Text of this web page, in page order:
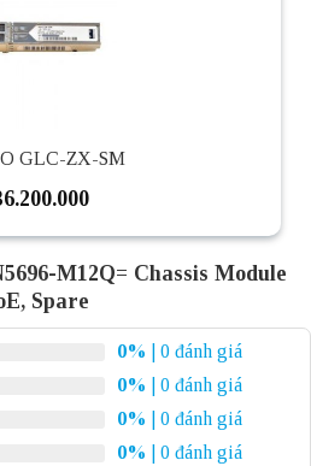
GLC-ZX-SM
M12Q= Chassis Module
Spare
0%
| 0 đánh giá
0%
| 0 đánh giá
0%
| 0 đánh giá
0%
| 0 đánh giá